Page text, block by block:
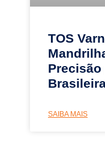
TOS
SAIBA MAIS